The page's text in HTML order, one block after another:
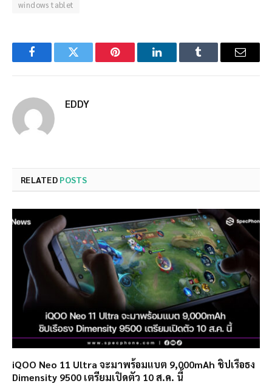
windows tablet
FacebookTwitter Pinterest LinkedInTumblr Email
EDDY
RELATED POSTS
iQOO Neo 11 Ultra จะมาพร้อมแบต 9,000mAh ชิปเรือธง
Dimensity 9500 เตรียมเปิดตัว 10 ส.ค. นี้